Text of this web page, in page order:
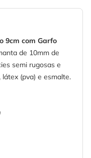
9cm com Garfo
de 10mm de
semi rugosas e
(pva) e esmalte.